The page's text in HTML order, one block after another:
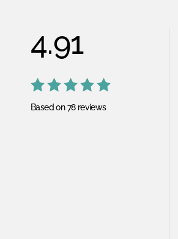
4.91
Valorado
Based on 78 reviews